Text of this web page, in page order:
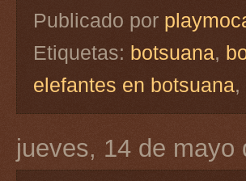
Publicado por
Etiquetas: botsuana,
elefantes en botsuana,
jueves, 14 de mayo